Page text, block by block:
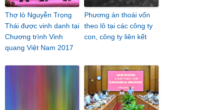
Thợ lò Nguyễn Trọng
Thái được vinh danh tại
Chương trình Vinh
quang Việt Nam 2017
Phương án thoái vốn
theo lô tại các công ty
con, công ty liên kết